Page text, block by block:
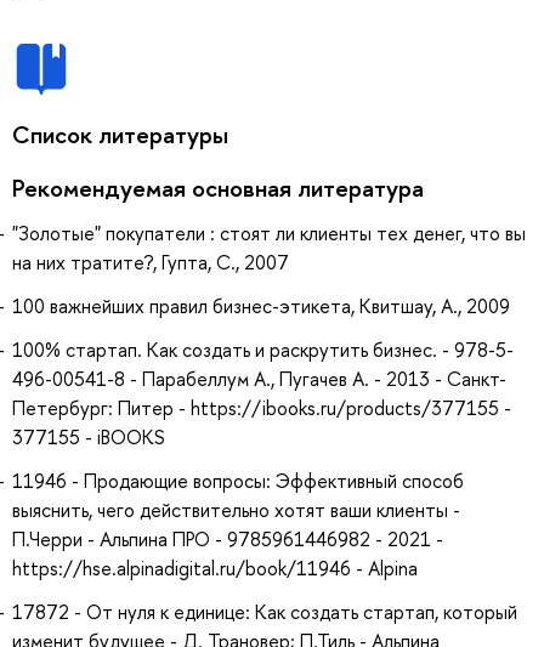
Список литературы
Рекомендуемая основная литература
"Золотые" покупатели : стоят ли клиенты тех денег, что вы
на них тратите?, Гупта, С., 2007
100 важнейших правил бизнес-этикета, Квитшау, А., 2009
100% стартап. Как создать и раскрутить бизнес. - 978-5-
496-00541-8 - Парабеллум А., Пугачев А. - 2013 - Санкт-
Петербург: Питер - https://ibooks.ru/products/377155 -
377155 - iBOOKS
11946 - Продающие вопросы: Эффективный способ
выяснить, чего действительно хотят ваши клиенты -
П.Черри - Альпина ПРО - 9785961446982 - 2021 -
https://hse.alpinadigital.ru/book/11946 - Alpina
17872 - От нуля к единице: Как создать стартап, который
изменит будущее - Д. Трановер; П.Тиль - Альпина